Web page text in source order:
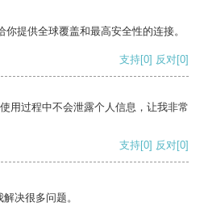
提供全球覆盖和最高安全性的连接。
支持[0] 反对[0]
用过程中不会泄露个人信息，让我非常
支持[0] 反对[0]
决很多问题。